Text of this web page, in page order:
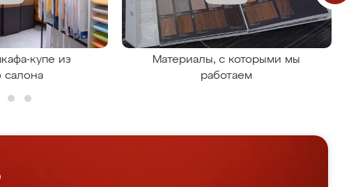
купе из
салона
Материалы, с которыми мы
работаем